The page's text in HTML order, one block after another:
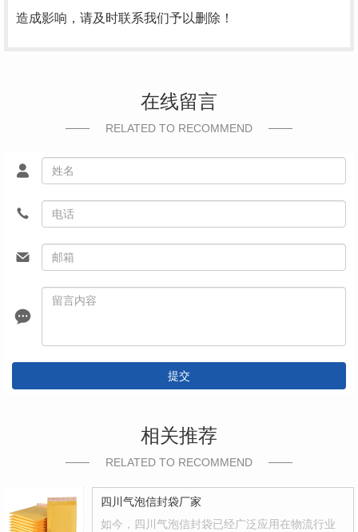
造成影响，请及时联系我们予以删除！
在线留言
RELATED TO RECOMMEND
提交
相关推荐
RELATED TO RECOMMEND
四川气泡信封袋厂家
如今，四川气泡信封袋已经广泛应用在物流行业